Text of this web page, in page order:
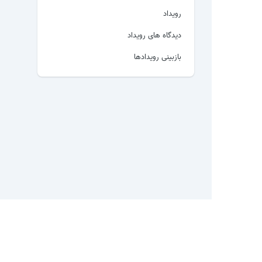
رویداد
دیدگاه های رویداد
بازبینی رویدادها